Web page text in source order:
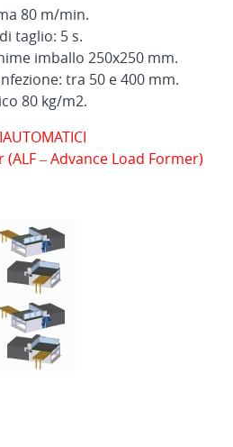
80 m/min.
taglio: 5 s.
imballo 250x250 mm.
tra 50 e 400 mm.
80 kg/m2.
– Advance Load Former)